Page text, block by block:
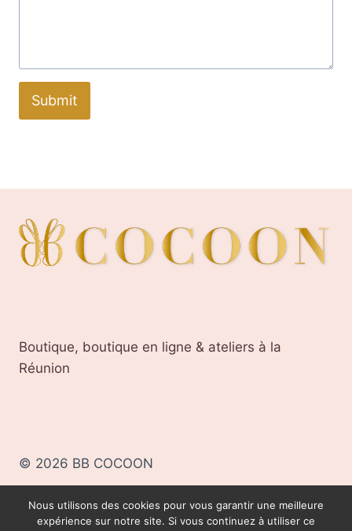
Submit
Boutique, boutique en ligne & ateliers à la
Réunion
© 2026 BB COCOON
BB COCOON, TOUS DROITS RÉSERVÉS
Nous utilisons des cookies pour vous garantir une meilleure
expérience sur notre site. Si vous continuez à utiliser ce